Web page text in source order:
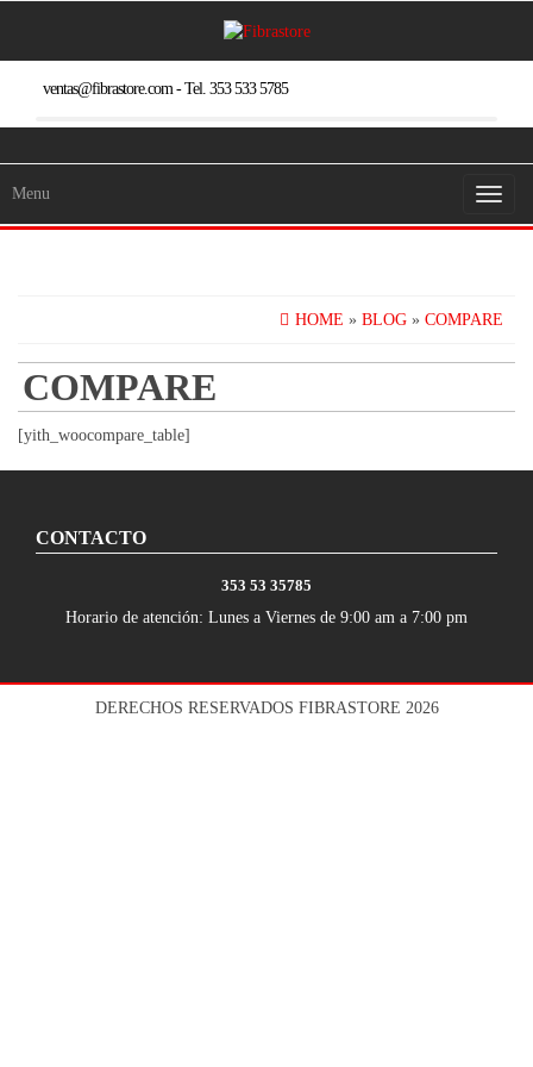
ventas@fibrastore.com - Tel. 353 533 5785
Toggle
Menu
HOME » BLOG » COMPARE
COMPARE
[yith_woocompare_table]
CONTACTO
353 53 35785
Horario de atención: Lunes a Viernes de 9:00 am a 7:00 pm
DERECHOS RESERVADOS FIBRASTORE 2026